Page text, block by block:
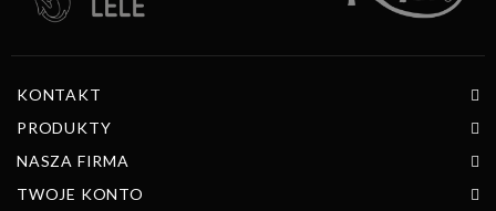
KONTAKT
PRODUKTY
NASZA FIRMA
TWOJE KONTO